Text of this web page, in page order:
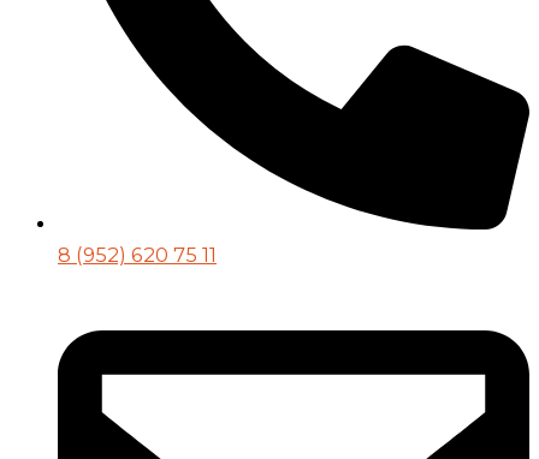
8 (952) 620 75 11